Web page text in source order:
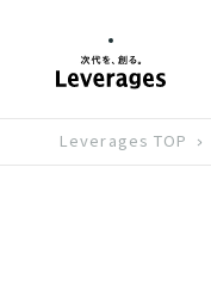
Leverages TOP